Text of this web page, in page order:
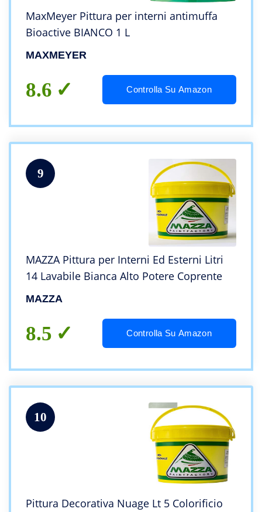
MaxMeyer Pittura per interni antimuffa
Bioactive BIANCO 1 L
MAXMEYER
8.6 Controlla Su Amazon
9
MAZZA Pittura per Interni Ed Esterni Litri
14 Lavabile Bianca Alto Potere Coprente
MAZZA
8.5 Controlla Su Amazon
10
Pittura Decorativa Nuage Lt 5 Colorificio